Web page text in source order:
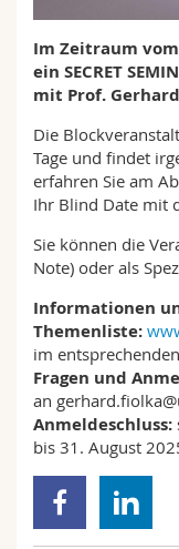
Math.-Nat. und
Interfakultär
Mitarbeitende
Doktorierende
Webmail
MyUnifr
Im Zeitraum
ein SECRET
mit Prof.
Die
Tage und findet
erfahren Sie am
Ihr Blind Date mit
Sie können die
Note) oder als
Informationen
Themenliste:
im
Fragen und
an
Anmeldeschluss:
bis 31. August